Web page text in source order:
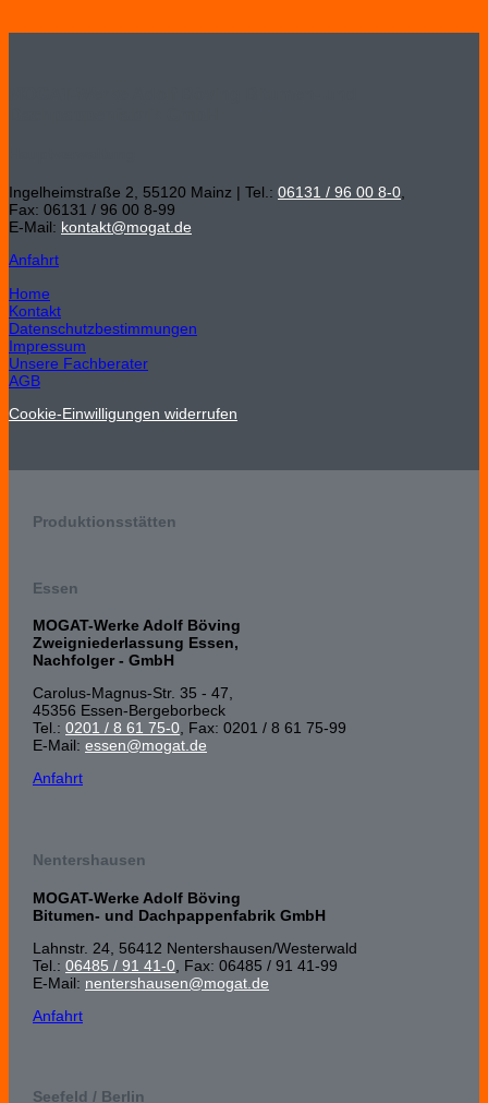
Ingelheimstraße 2, 55120 Mainz | Tel.: 06131 / 96 00 8-0
Fax: 06131 / 96 00 8-99
E-Mail: kontakt@mogat.de
Anfahrt
Home
Kontakt
Datenschutzbestimmungen
Impressum
Unsere Fachberater
AGB
Cookie-Einwilligungen widerrufen
Produktionsstätten
Essen
MOGAT-Werke Adolf Böving
Zweigniederlassung Essen,
Nachfolger - GmbH
Carolus-Magnus-Str. 35 - 47,
45356 Essen-Bergeborbeck
Tel.: 0201 / 8 61 75-0, Fax: 0201 / 8 61 75-99
E-Mail: essen@mogat.de
Anfahrt
Nentershausen
MOGAT-Werke Adolf Böving
Bitumen- und Dachpappenfabrik GmbH
Lahnstr. 24, 56412 Nenters­hausen/Wester­wald
Tel.: 06485 / 91 41-0 , Fax: 06485 / 91 41-99
E-Mail: nentershausen@mogat.de
Anfahrt
Seefeld / Berlin